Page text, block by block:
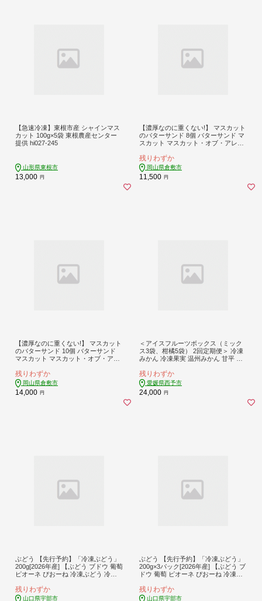
【急速冷凍】東根市産 シャインマス
カット 100g×5袋 東根農産センター
提供 hi027-245
山形県東根市
13,000 円
【濃厚なのに重くない!】 マスカット
のバターサンド 8個 バターサンド マ
スカット マスカット・オブ・アレキ
子 菓子 おかし 焼き菓子
残りわずか
岡山県倉敷市
11,500 円
【濃厚なのに重くない!】 マスカット
のバターサンド 10個 バターサンド
マスカット マスカット・オブ・アレ
菓子 菓子 おかし 焼き菓子
残りわずか
岡山県倉敷市
14,000 円
＜アイスフルーツボックス（ミック
ス3袋、柑橘5袋） 2回定期便＞ 冷凍
みかん 冷凍果実 温州みかん 甘平 ぽ
だもの 渡江から一歩を踏み出す会 愛
媛県 西予市【冷凍】『お申込み月の
翌月より配送を開始します』
残りわずか
愛媛県西予市
24,000 円
ぶどう 【先行予約】「冷凍ぶどう」
200g[2026年産] 【ぶどう ブドウ 葡萄
ピオーネ ぴおーね 冷凍ぶどう 冷凍
実 農薬不使用 化学肥料不使用 有機J
AS認証 無選別 おやつ デザート 返礼
残りわずか
山口県宇部市
ぶどう 【先行予約】「冷凍ぶどう」
200g×3パック[2026年産] 【ぶどう ブ
ドウ 葡萄 ピオーネ ぴおーね 冷凍ぶ
ルーツ 果実 農薬不使用 化学肥料不
使用 有機JAS認証 無選別 おやつ デ
残りわずか
山口県宇部市